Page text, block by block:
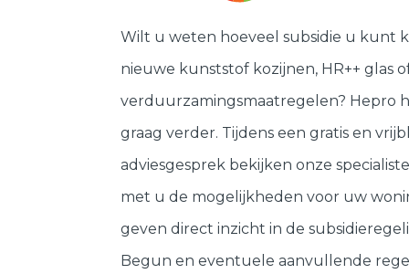
Wilt u weten hoeveel subsidie u kunt
nieuwe kunststof kozijnen, HR++ glas
verduurzamingsmaatregelen? Hepro
graag verder. Tijdens een gratis en
adviesgesprek bekijken onze
met u de mogelijkheden voor uw
geven direct inzicht in de
Begun en eventuele aanvullende